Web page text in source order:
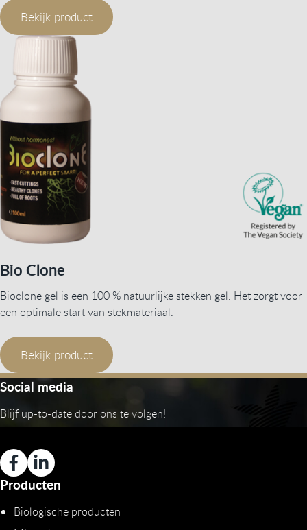
Bekijk product
Bio Clone
Bioclone gel is een 100 % natuurlijke stekken gel. Het zorgt voor
een optimale start van stekmateriaal.
Bekijk product
Social media
Blijf up-to-date door ons te volgen!
Producten
Biologische producten